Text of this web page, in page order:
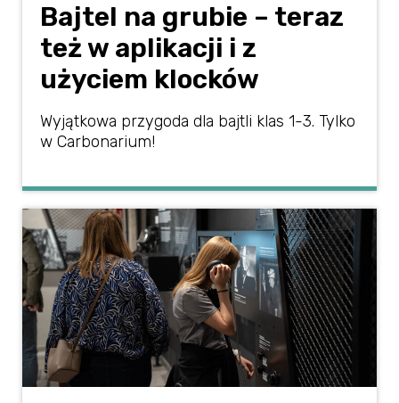
Bajtel na grubie – teraz
też w aplikacji i z
użyciem klocków
Wyjątkowa przygoda dla bajtli klas 1-3. Tylko
w Carbonarium!